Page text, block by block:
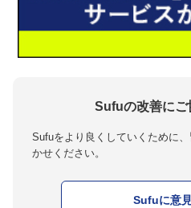
Sufuの改善にご
Sufuをより良くしていくために
かせください。
Sufuに意